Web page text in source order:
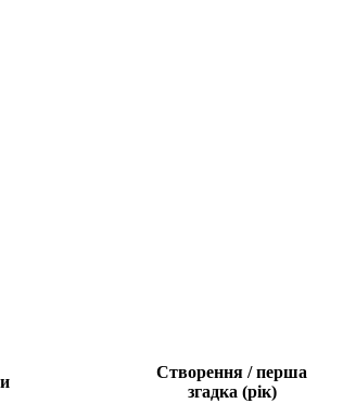
Створення / перша
згадка (рік)